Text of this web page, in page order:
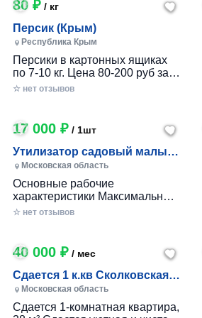
80 ₽ / кг
Персик (Крым)
Республика Крым
Персики в картонных ящиках
по 7-10 кг. Цена 80-200 руб за 1
кг в зависимости от размера и
☆ нет отзывов
17 000 ₽ / 1шт
Утилизатор садовый малый
(УСМ)
Московская область
Основные рабочие
характеристики Максимальный
размер переработки
ножей — Сталь 65Г Габариты
Вес станка, кг — до 25 Длина
ножа, мм — 80 Размеры (дл х
шир х выс), мм. — 360х360х680
100x50
☆ нет отзывов
40 000 ₽ / мес
Сдается 1 к.кв Сколковская 1
Б, МО
Московская область
Сдается 1-комнатная квартира,